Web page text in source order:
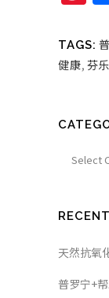
TAGS:
健康, 芬
天然抗氧
普罗宁+